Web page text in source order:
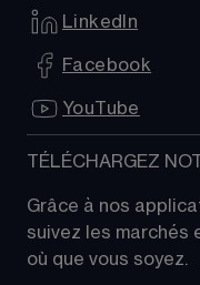
LinkedIn
Facebook
YouTube
TÉLÉCHARGEZ
Grâce à nos
suivez les marchés
où que vous soyez.